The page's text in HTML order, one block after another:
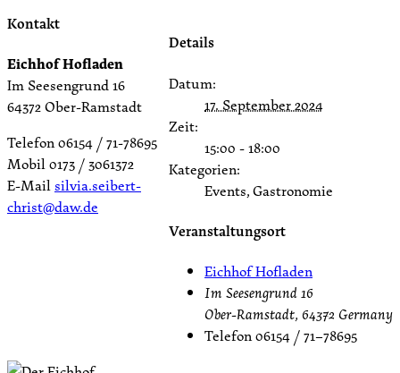
Details
Datum:
17. September 2024
Zeit:
15:00 - 18:00
Kategorien:
Events, Gastronomie
Veranstaltungsort
Eichhof Hofladen
Im Seesengrund 16
Ober-Ramstadt, 64372 Germany
Telefon06154 / 71–78695
Kontakt
Eichhof Hofladen
Im Seesengrund 16
64372 Ober-Ramstadt
Telefon 06154 / 71-78695
Mobil 0173 / 3061372
E-Mailsilvia.seibert-
christ@daw.de